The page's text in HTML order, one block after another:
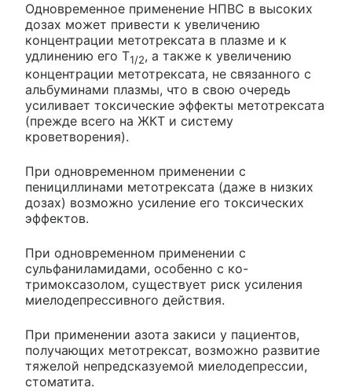
Одновременное применение НПВС в высоких
дозах может привести к увеличению
концентрации метотрексата в плазме и к
удлинению его T1/2, а также к увеличению
концентрации метотрексата, не связанного с
альбуминами плазмы, что в свою очередь
усиливает токсические эффекты метотрексата
(прежде всего на ЖКТ и систему
кроветворения).
При одновременном применении с
пенициллинами метотрексата (даже в низких
дозах) возможно усиление его токсических
эффектов.
При одновременном применении с
сульфаниламидами, особенно с ко-
тримоксазолом, существует риск усиления
миелодепрессивного действия.
При применении азота закиси у пациентов,
получающих метотрексат, возможно развитие
тяжелой непредсказуемой миелодепрессии,
стоматита.